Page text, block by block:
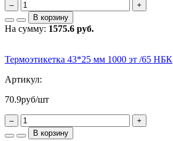
–
+
В корзину
На сумму: 1575.6 руб.
Термоэтикетка 43*25 мм 1000 эт /65 НБК
Артикул:
70.9руб/шт
–
+
В корзину